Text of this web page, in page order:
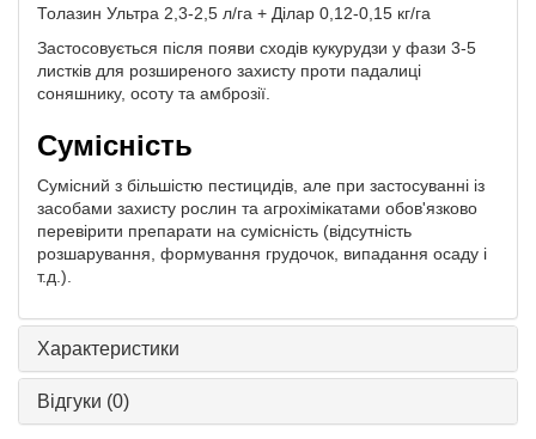
Толазин Ультра 2,3-2,5 л/га + Ділар 0,12-0,15 кг/га
Застосовується після появи сходів кукурудзи у фази 3-5
листків для розширеного захисту проти падалиці
соняшнику, осоту та амброзії.
Сумісність
Сумісний з більшістю пестицидів, але при застосуванні із
засобами захисту рослин та агрохімікатами обов'язково
перевірити препарати на сумісність (відсутність
розшарування, формування грудочок, випадання осаду і
т.д.).
Характеристики
Відгуки (0)